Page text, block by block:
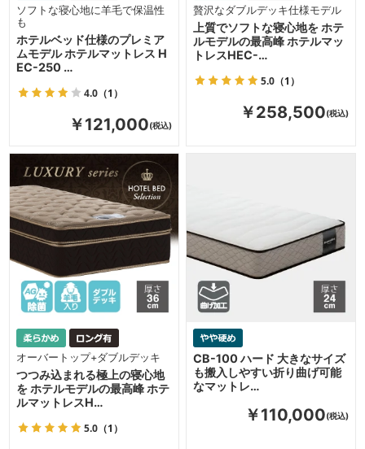
ホテルベッド仕様のプレミア
ムモデル ホテルマットレス H
EC-250 …
4.0 （1）
ソフトな寝心地に羊毛で保温性
も
￥121,000
上質でソフトな寝心地を ホテ
ルモデルの最高峰 ホテルマッ
トレスHEC-…
5.0（1）
贅沢なダブルデッキ仕様モデル
￥258,500
つつみ込まれる極上の寝心地
を ホテルモデルの最高峰 ホテ
ルマットレスH…
5.0 （1）
オーバートップ+ダブルデッキ
CB-100 ハード 大きなサイズ
も搬入しやすい折り曲げ可能
なマットレ…
￥110,000